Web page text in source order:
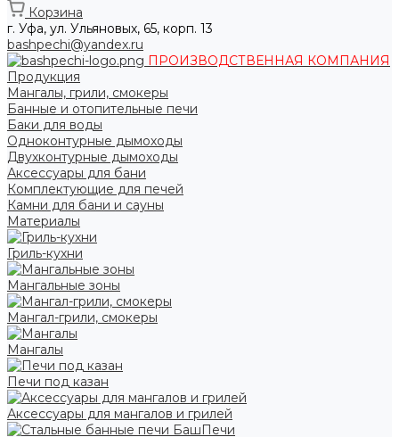
Корзина
г. Уфа, ул. Ульяновых, 65, корп. 13
bashpechi@yandex.ru
ПРОИЗВОДСТВЕННАЯ КОМПАНИЯ
Продукция
Мангалы, грили, смокеры
Банные и отопительные печи
Баки для воды
Одноконтурные дымоходы
Двухконтурные дымоходы
Аксессуары для бани
Комплектующие для печей
Камни для бани и сауны
Материалы
Гриль-кухни
Мангальные зоны
Мангал-грили, смокеры
Мангалы
Печи под казан
Аксессуары для мангалов и грилей